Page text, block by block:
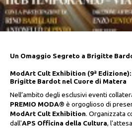
Un Omaggio Segreto a Brigitte
ModArt Cult Exhibition (9ª
Brigitte Bardot nel Cuore di Matera
Nell’ambito degli esclusivi eventi
PREMIO MODA® è orgoglioso di
ModArt Cult Exhibition. Organizzata
dall'APS Officina della Cultura,